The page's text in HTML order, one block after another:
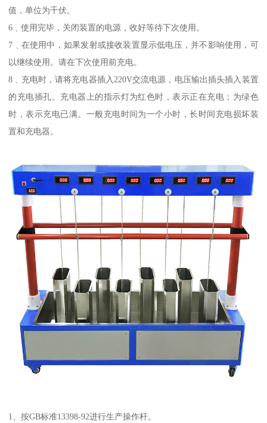
值，单位为千伏。
6﹑使用完毕，关闭装置的电源，收好等待下次使用。
7﹑在使用中，如果发射或接收装置显示低电压，并不影响使用，可
以继续使用。请在下次使用前充电。
8﹑充电时，请将充电器插入220V交流电源，电压输出插头插入装置
的充电插孔。充电器上的指示灯为红色时，表示正在充电；为绿色
时，表示充电已满。一般充电时间为一个小时，长时间充电损坏装
置和充电器。
1、按GB标准13398-92进行生产操作杆。